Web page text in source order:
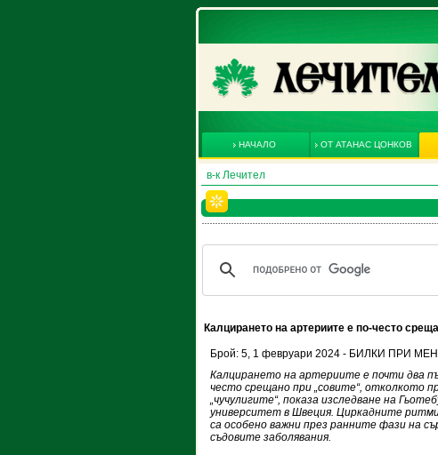
НАЧАЛО ОТ АТАНАС ЦОНКОВ
в-к Лечител
Калцирането на артериите е по-често
Брой: 5, 1 февруари 2024 - БИЛКИ ПРИ
Калцирането на артериите е почти два
често срещано при „совите“, отколкото
„чучулигите“, показа изследване на
университет в Швеция. Циркадните
са особено важни през ранните фази на
съдовите заболявания.